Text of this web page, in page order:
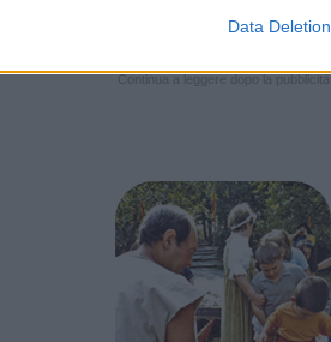
Data Deletion
Continua a leggere dopo la pubblicità